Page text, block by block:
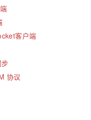
客户端
协议